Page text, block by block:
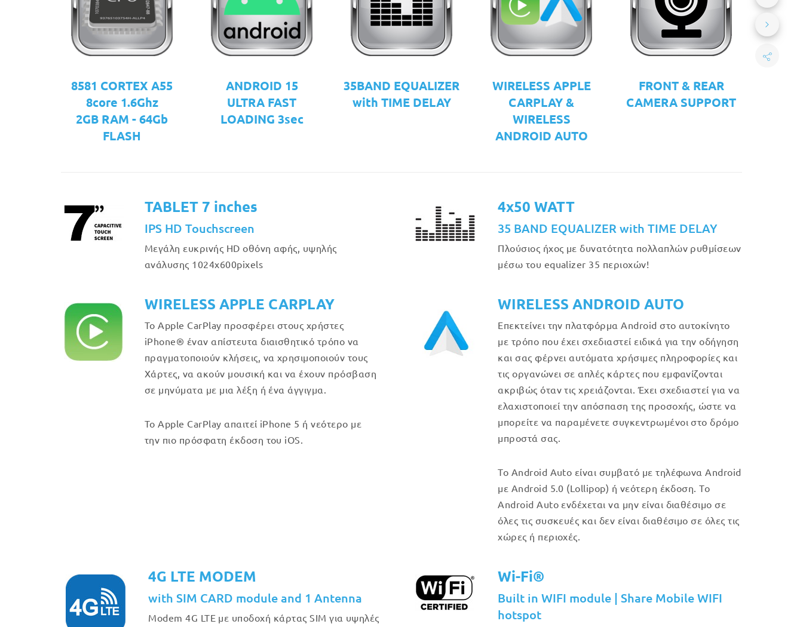
8581 CORTEX A55
8core 1.6Ghz
2GB RAM - 64Gb
FLASH
ANDROID 15
ULTRA FAST
LOADING 3sec
35BAND EQUALIZER
with TIME DELAY
WIRELESS APPLE
CARPLAY &
WIRELESS
ANDROID AUTO
FRONT & REAR
CAMERA SUPPORT
TABLET 7 inches
IPS HD Touchscreen
Μεγάλη ευκρινής HD οθόνη αφής, υψηλής
ανάλυσης 1024x600pixels
4x50 WATT
35 BAND EQUALIZER with TIME DELAY
Πλούσιος ήχος με δυνατότητα πολλαπλών ρυθμίσεων
μέσω του equalizer 35 περιοχών!
WIRELESS APPLE CARPLAY
Το Apple CarPlay προσφέρει στους χρήστες
iPhone® έναν απίστευτα διαισθητικό τρόπο να
πραγματοποιούν κλήσεις, να χρησιμοποιούν τους
Χάρτες, να ακούν μουσική και να έχουν πρόσβαση
σε μηνύματα με μια λέξη ή ένα άγγιγμα.
Το Apple CarPlay απαιτεί iPhone 5 ή νεότερο με
την πιο πρόσφατη έκδοση του iOS.
WIRELESS ANDROID AUTO
Επεκτείνει την πλατφόρμα Android στο αυτοκίνητο
με τρόπο που έχει σχεδιαστεί ειδικά για την οδήγηση
και σας φέρνει αυτόματα χρήσιμες πληροφορίες και
τις οργανώνει σε απλές κάρτες που εμφανίζονται
ακριβώς όταν τις χρειάζονται. Έχει σχεδιαστεί για να
ελαχιστοποιεί την απόσπαση της προσοχής, ώστε να
μπορείτε να παραμένετε συγκεντρωμένοι στο δρόμο
μπροστά σας.
Το Android Auto είναι συμβατό με τηλέφωνα Android
με Android 5.0 (Lollipop) ή νεότερη έκδοση. Το
Android Auto ενδέχεται να μην είναι διαθέσιμο σε
όλες τις συσκευές και δεν είναι διαθέσιμο σε όλες τις
χώρες ή περιοχές.
4G LTE MODEM
with SIM CARD module and 1 Antenna
Modem 4G LTE με υποδοχή κάρτας SIM για υψηλές
Wi-Fi®
Built in WIFI module | Share Mobile WIFI
hotspot